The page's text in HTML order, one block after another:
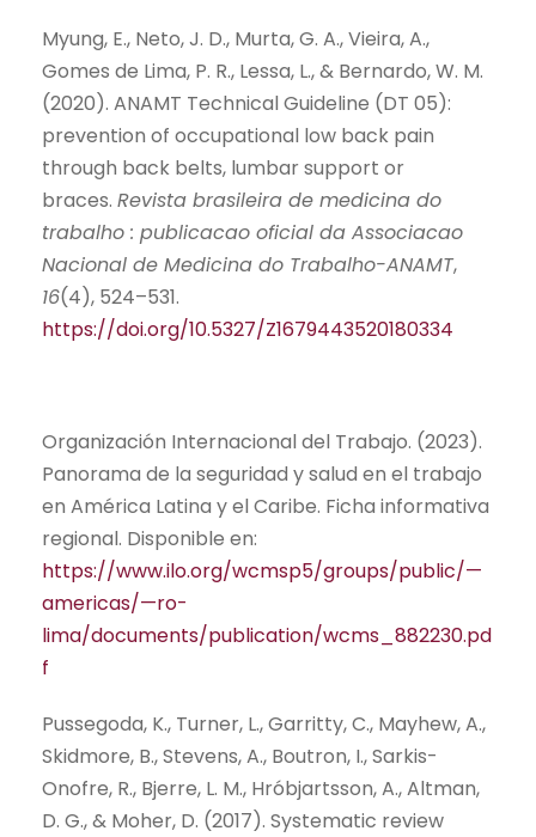
Myung, E., Neto, J. D., Murta, G. A., Vieira, A.,
Gomes de Lima, P. R., Lessa, L., & Bernardo, W. M.
(2020). ANAMT Technical Guideline (DT 05):
prevention of occupational low back pain
through back belts, lumbar support or
braces. Revista brasileira de medicina do
trabalho : publicacao oficial da Associacao
Nacional de Medicina do Trabalho-ANAMT,
16(4), 524–531.
https://doi.org/10.5327/Z1679443520180334
Organización Internacional del Trabajo. (2023).
Panorama de la seguridad y salud en el trabajo
en América Latina y el Caribe. Ficha informativa
regional. Disponible en:
https://www.ilo.org/wcmsp5/groups/public/—
americas/—ro-
lima/documents/publication/wcms_882230.pd
f
Pussegoda, K., Turner, L., Garritty, C., Mayhew, A.,
Skidmore, B., Stevens, A., Boutron, I., Sarkis-
Onofre, R., Bjerre, L. M., Hróbjartsson, A., Altman,
D. G., & Moher, D. (2017). Systematic review